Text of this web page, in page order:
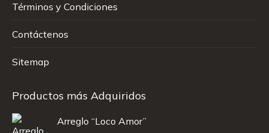
Términos y Condiciones
Contáctenos
Sitemap
Productos más Adquiridos
Arreglo “Loco Amor”